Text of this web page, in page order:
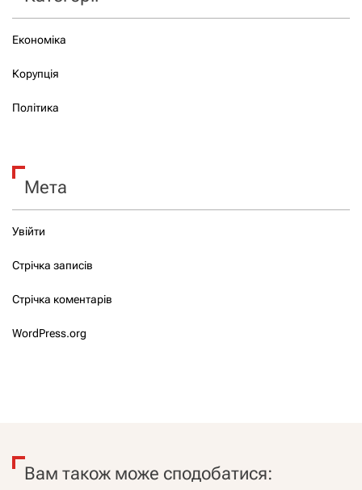
Економіка
Корупція
Політика
Мета
Увійти
Стрічка записів
Стрічка коментарів
WordPress.org
Вам також може сподобатися: